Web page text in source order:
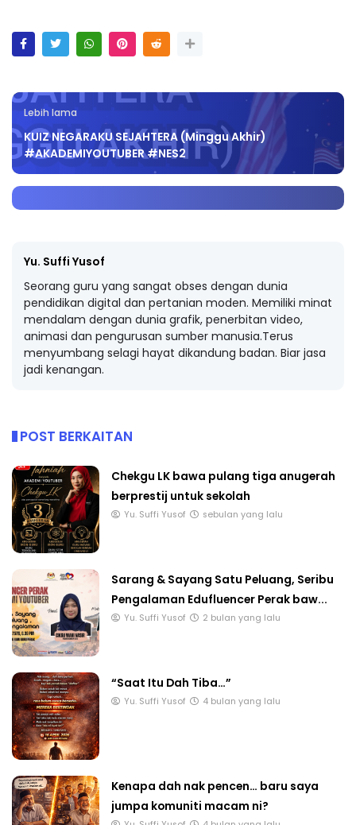
Lebih lama
KUIZ NEGARAKU SEJAHTERA (Minggu Akhir)
#AKADEMIYOUTUBER #NES2
Yu. Suffi Yusof
Seorang guru yang sangat obses dengan dunia
pendidikan digital dan pertanian moden. Memiliki minat
mendalam dengan dunia grafik, penerbitan video,
animasi dan pengurusan sumber manusia.Terus
menyumbang selagi hayat dikandung badan. Biar jasa
jadi kenangan.
POST BERKAITAN
Chekgu LK bawa pulang tiga anugerah
berprestij untuk sekolah
Yu. Suffi Yusof sebulan yang lalu
Sarang & Sayang Satu Peluang, Seribu
Pengalaman Edufluencer Perak baw...
Yu. Suffi Yusof 2 bulan yang lalu
“Saat Itu Dah Tiba…”
Yu. Suffi Yusof 4 bulan yang lalu
Kenapa dah nak pencen… baru saya
jumpa komuniti macam ni?